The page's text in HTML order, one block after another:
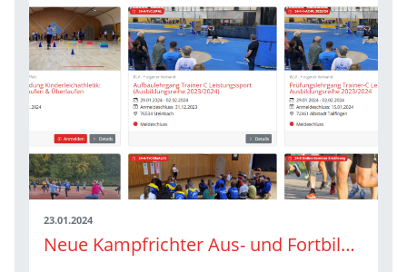
23.01.2024
Neue Kampfrichter Aus- und Fortbildungstermine sind online